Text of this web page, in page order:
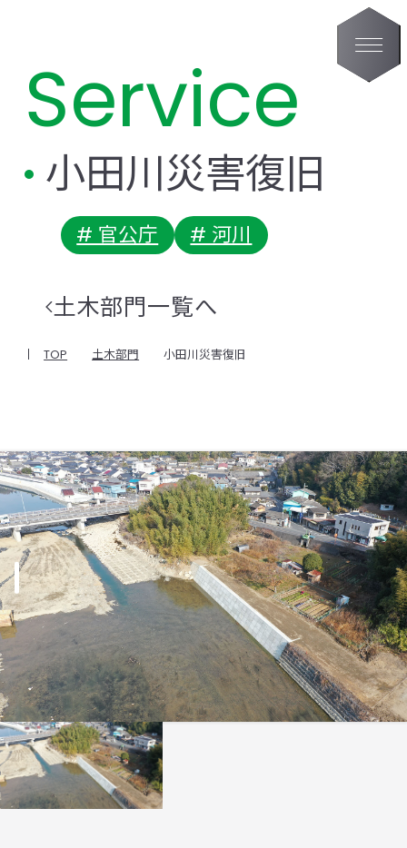
Service
小田川災害復旧
# 官公庁 # 河川
土木部門一覧へ
TOP 土木部門 小田川災害復旧